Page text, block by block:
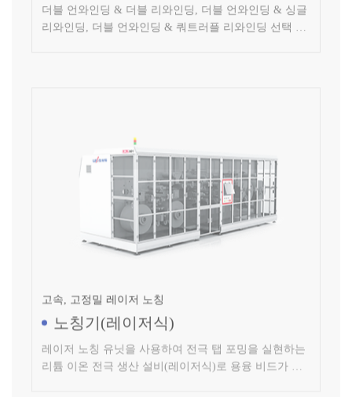
능, 자재 고정밀 자동 교체, 초고속 레이저 노칭 시스템,
효율적인 이물 관리 조치
고속, 고정밀 레이저 노칭
레이저 노칭 유닛을 사용하여 전극 탭 포밍을 실현하는
리튬 이온 전극 생산 설비(레이저식)로 용융 비드가 작
고 열관리가 우수합니다.